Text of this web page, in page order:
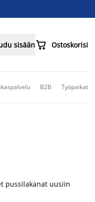
sisään Ostoskorisi
B2B Työpaikat
pussilakanat uusiin